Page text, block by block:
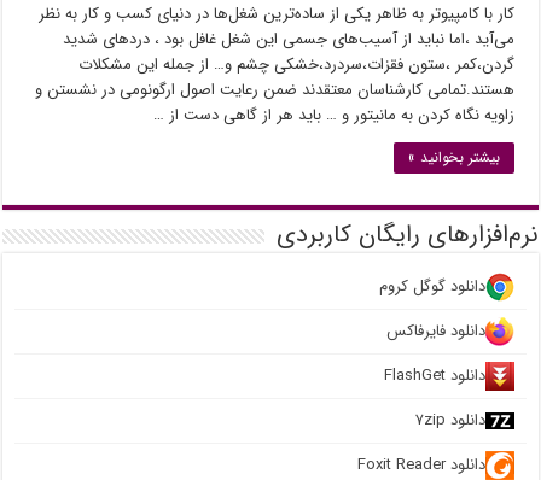
کار با کامپیوتر به ظاهر یکی از ساده‌ترین شغل‌ها در دنیای کسب و کار به نظر
می‌آید ،اما نباید از آسیب‌های جسمی این شغل غافل بود ، دردهای شدید
گردن،کمر ،ستون فقزات،سردرد،خشکی چشم و… از جمله این مشکلات
هستند.تمامی کارشناسان معتقدند ضمن رعایت اصول ارﮔﻮﻧﻮمی در نشستن و
زاویه نگاه کردن به مانیتور و … باید هر از گاهی دست از …
بیشتر بخوانید »
نرم‌افزارهای رایگان کاربردی
دانلود گوگل کروم
دانلود فایرفاکس
دانلود FlashGet
دانلود ۷zip
دانلود Foxit Reader